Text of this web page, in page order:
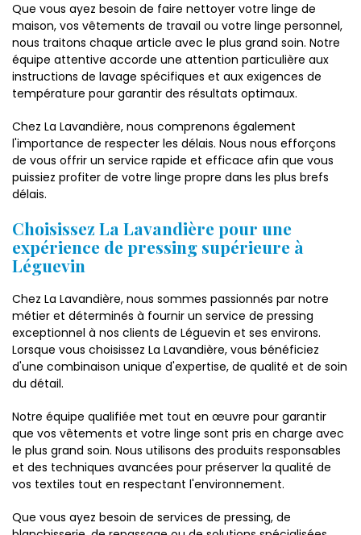
Que vous ayez besoin de faire nettoyer votre linge de
maison, vos vêtements de travail ou votre linge personnel,
nous traitons chaque article avec le plus grand soin. Notre
équipe attentive accorde une attention particulière aux
instructions de lavage spécifiques et aux exigences de
température pour garantir des résultats optimaux.
Chez La Lavandière, nous comprenons également
l'importance de respecter les délais. Nous nous efforçons
de vous offrir un service rapide et efficace afin que vous
puissiez profiter de votre linge propre dans les plus brefs
délais.
Choisissez La Lavandière pour une
expérience de pressing supérieure à
Léguevin
Chez La Lavandière, nous sommes passionnés par notre
métier et déterminés à fournir un service de pressing
exceptionnel à nos clients de Léguevin et ses environs.
Lorsque vous choisissez La Lavandière, vous bénéficiez
d'une combinaison unique d'expertise, de qualité et de soin
du détail.
Notre équipe qualifiée met tout en œuvre pour garantir
que vos vêtements et votre linge sont pris en charge avec
le plus grand soin. Nous utilisons des produits responsables
et des techniques avancées pour préserver la qualité de
vos textiles tout en respectant l'environnement.
Que vous ayez besoin de services de pressing, de